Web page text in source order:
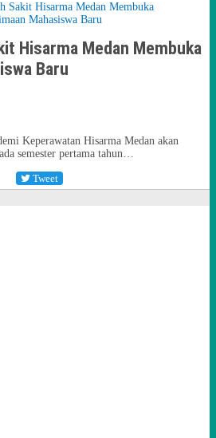
Hisarma Medan Membuka
Baru
Keperawatan Hisarma Medan akan
semester pertama tahun…
Tweet